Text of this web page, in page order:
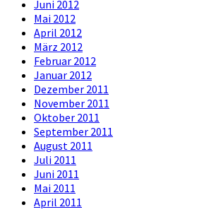
Juni 2012
Mai 2012
April 2012
März 2012
Februar 2012
Januar 2012
Dezember 2011
November 2011
Oktober 2011
September 2011
August 2011
Juli 2011
Juni 2011
Mai 2011
April 2011